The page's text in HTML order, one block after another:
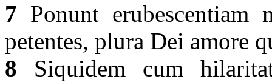
7 Ponunt erubescentiam
petentes, plura Dei amore
8 Siquidem cum